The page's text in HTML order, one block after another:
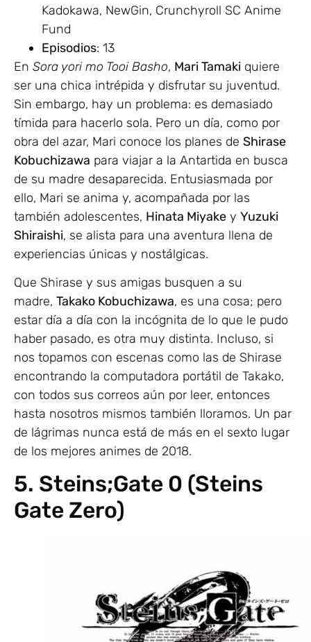
Kadokawa, NewGin, Crunchyroll SC Anime
Fund
Episodios: 13
En Sora yori mo Tooi Basho, Mari Tamaki quiere
ser una chica intrépida y disfrutar su juventud.
Sin embargo, hay un problema: es demasiado
tímida para hacerlo sola. Pero un día, como por
obra del azar, Mari conoce los planes de Shirase
Kobuchizawa para viajar a la Antartida en busca
de su madre desaparecida. Entusiasmada por
ello, Mari se anima y, acompañada por las
también adolescentes, Hinata Miyake y Yuzuki
Shiraishi, se alista para una aventura llena de
experiencias únicas y nostálgicas.
Que Shirase y sus amigas busquen a su
madre, Takako Kobuchizawa, es una cosa; pero
estar día a día con la incógnita de lo que le pudo
haber pasado, es otra muy distinta. Incluso, si
nos topamos con escenas como las de Shirase
encontrando la computadora portátil de Takako,
con todos sus correos aún por leer, entonces
hasta nosotros mismos también lloramos. Un par
de lágrimas nunca está de más en el sexto lugar
de los mejores animes de 2018.
5. Steins;Gate 0 (Steins
Gate Zero)